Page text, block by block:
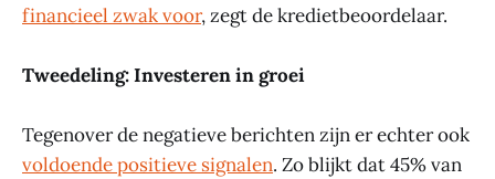
financieel zwak voor, zegt de kredietbeoordelaar.
Tweedeling: Investeren in groei
Tegenover de negatieve berichten zijn er echter ook
voldoende positieve signalen. Zo blijkt dat 45% van